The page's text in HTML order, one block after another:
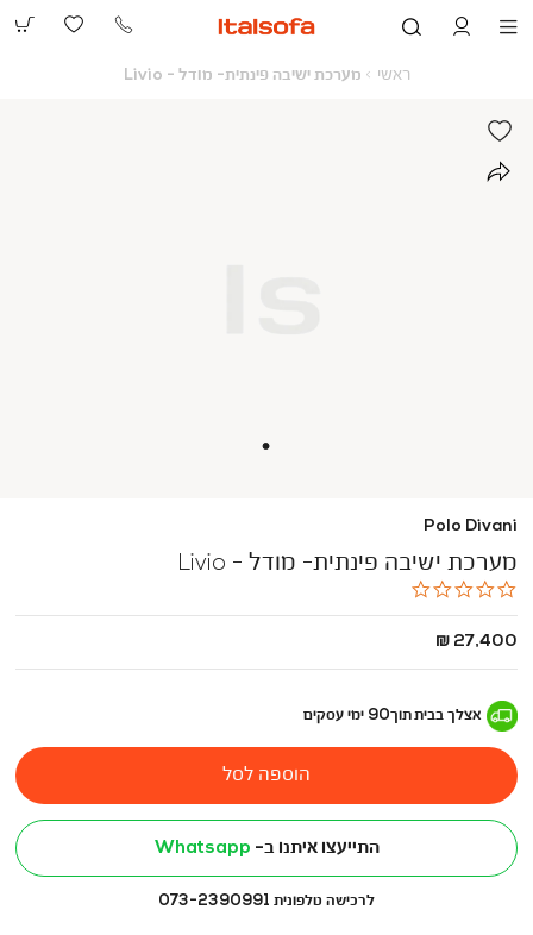
073-
ראשי ראשי
מערכת ישיבה פינתית- מודל - Livio
Polo Divani
מערכת ישיבה פינתית- מודל - Livio
החל
27,400 ₪
אצלך בביתתוך90 ימי עסקים
הוספה לסל
התייעצו איתנו ב- Whatsapp
לרכישה טלפונית 073-2390991